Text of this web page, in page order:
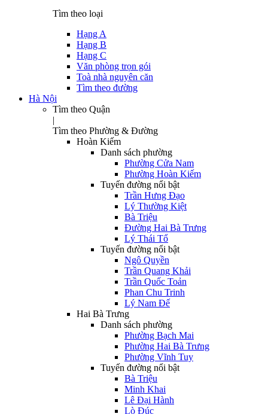
Tìm theo loại
Hạng A
Hạng B
Hạng C
Văn phòng trọn gói
Toà nhà nguyên căn
Tìm theo đường
Hà Nội
Tìm theo Quận
|
Tìm theo Phường & Đường
Hoàn Kiếm
Danh sách phường
Phường Cửa Nam
Phường Hoàn Kiếm
Tuyến đường nổi bật
Trần Hưng Đạo
Lý Thường Kiệt
Bà Triệu
Đường Hai Bà Trưng
Lý Thái Tổ
Tuyến đường nổi bật
Ngô Quyền
Trần Quang Khải
Trần Quốc Toản
Phan Chu Trinh
Lý Nam Đế
Hai Bà Trưng
Danh sách phường
Phường Bạch Mai
Phường Hai Bà Trưng
Phường Vĩnh Tuy
Tuyến đường nổi bật
Bà Triệu
Minh Khai
Lê Đại Hành
Lò Đúc